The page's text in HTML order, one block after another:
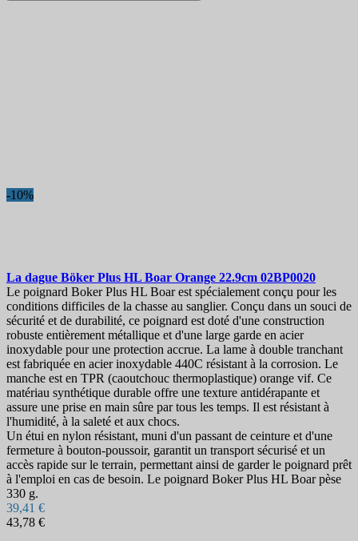
-10%
La dague Böker Plus HL Boar Orange 22.9cm 02BP0020
Le poignard Boker Plus HL Boar est spécialement conçu pour les
conditions difficiles de la chasse au sanglier. Conçu dans un souci de
sécurité et de durabilité, ce poignard est doté d'une construction
robuste entièrement métallique et d'une large garde en acier
inoxydable pour une protection accrue. La lame à double tranchant
est fabriquée en acier inoxydable 440C résistant à la corrosion. Le
manche est en TPR (caoutchouc thermoplastique) orange vif. Ce
matériau synthétique durable offre une texture antidérapante et
assure une prise en main sûre par tous les temps. Il est résistant à
l'humidité, à la saleté et aux chocs.
Un étui en nylon résistant, muni d'un passant de ceinture et d'une
fermeture à bouton-poussoir, garantit un transport sécurisé et un
accès rapide sur le terrain, permettant ainsi de garder le poignard prêt
à l'emploi en cas de besoin. Le poignard Boker Plus HL Boar pèse
330 g.
39,41 €
43,78 €